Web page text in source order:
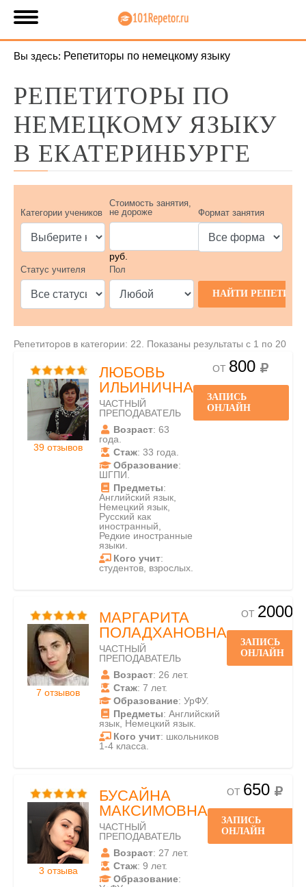
Вы здесь: Репетиторы по немецкому языку
РЕПЕТИТОРЫ ПО
НЕМЕЦКОМУ ЯЗЫКУ
В ЕКАТЕРИНБУРГЕ
Категории учеников
Стоимость занятия,
не дороже
руб.
Формат занятия
Статус учителя Пол
Репетиторов в категории: 22. Показаны результаты с 1 по 20
39 отзывов
ЛЮБОВЬ
ИЛЬИНИЧНА
ЧАСТНЫЙ
ПРЕПОДАВАТЕЛЬ
Возраст: 63
года.
Стаж: 33 года.
Образование:
ШГПИ.
Предметы:
Английский язык,
Немецкий язык,
Русский как
иностранный,
Редкие иностранные
языки.
Кого учит:
студентов, взрослых.
ОТ 800
ЗАПИСЬ
ОНЛАЙН
7 отзывов
МАРГАРИТА
ПОЛАДХАНОВНА
ЧАСТНЫЙ
ПРЕПОДАВАТЕЛЬ
Возраст: 26 лет.
Стаж: 7 лет.
Образование: УрФУ.
Предметы: Английский
язык, Немецкий язык.
Кого учит: школьников
1-4 класса.
ОТ 2000
ЗАПИСЬ
ОНЛАЙН
3 отзыва
БУСАЙНА
МАКСИМОВНА
ЧАСТНЫЙ
ПРЕПОДАВАТЕЛЬ
Возраст: 27 лет.
Стаж: 9 лет.
Образование:
ОТ 650
ЗАПИСЬ
ОНЛАЙН